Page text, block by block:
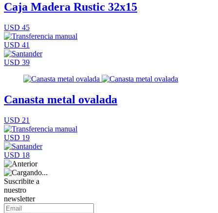
Caja Madera Rustic 32x15
USD 45
USD 41
USD 39
Canasta metal ovalada
USD 21
USD 19
USD 18
Suscribite a
nuestro
newsletter